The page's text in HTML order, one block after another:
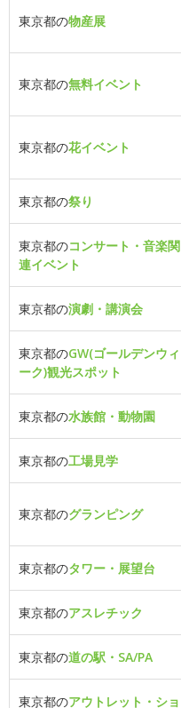
東京都の物産展
東京都の無料イベント
東京都の花イベント
東京都の祭り
東京都のコンサート・音楽関
連イベント
東京都の演劇・講演会
東京都のGW(ゴールデンウィ
ーク)観光スポット
東京都の水族館・動物園
東京都の工場見学
東京都のグランピング
東京都のタワー・展望台
東京都のアスレチック
東京都の道の駅・SA/PA
東京都のアウトレット・ショ